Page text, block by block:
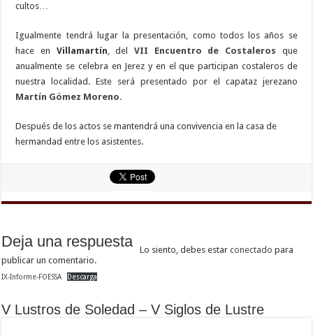
cultos…
Igualmente tendrá lugar la presentación, como todos los años se
hace en Villamartín, delVII Encuentro de Costaleros que
anualmente se celebra en Jerez y en el que participan costaleros de
nuestra localidad. Este será presentado por el capataz jerezano
Martín Gómez Moreno.
Después de los actos se mantendrá una convivencia en la casa de
hermandad entre los asistentes.
Deja una respuesta Lo siento, debes estarconectado para
publicar un comentario.
IX-Informe-FOESSA Descarga
V Lustros de Soledad – V Siglos de Lustre